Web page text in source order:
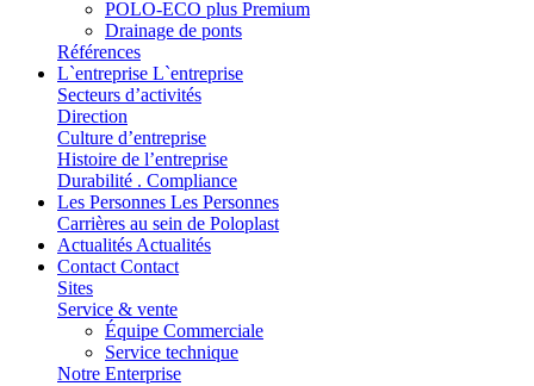
POLO-ECO plus Premium
Drainage de ponts
Références
L`entreprise L`entreprise
Secteurs d’activités
Direction
Culture d’entreprise
Histoire de l’entreprise
Durabilité . Compliance
Les Personnes Les Personnes
Carrières au sein de Poloplast
Actualités Actualités
Contact Contact
Sites
Service & vente
Équipe Commerciale
Service technique
Notre Enterprise